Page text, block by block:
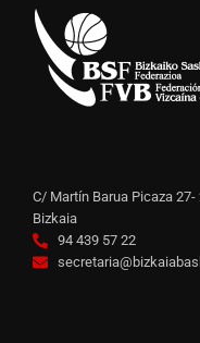
C/ Martín Barua Picaza 27-
Bizkaia
94 439 57 22